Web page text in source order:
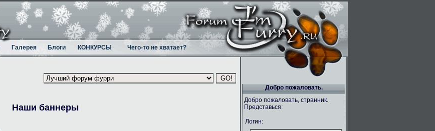
Галерея Блоги КОНКУРСЫ Чего-то не хватает?
Наши баннеры
Добро пожаловать.
Добро пожаловать, странник.
Представься:
Логин: